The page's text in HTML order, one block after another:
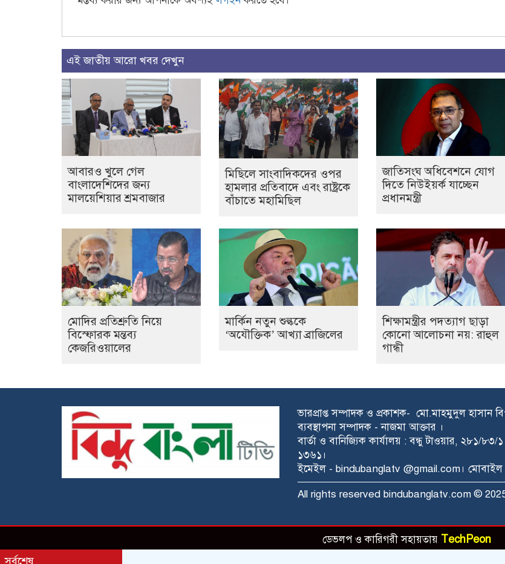
এই জাতীয় আরো খবর দেখুন
আবারও খুলে গেল
বাংলাদেশিদের জন্য
মালয়েশিয়ার শ্রমবাজার
মিছিলে সাংবাদিকদের ওপর
হামলার প্রতিবাদে এবং রাষ্ট্রকে
বাঁচাতে মহামিছিল
জাতিসংঘ অধিবেশনে যোগ
দিতে নিউইয়র্ক যাচ্ছেন
প্রধানমন্ত্রী
মোদির প্রতিশ্রুতি নিয়ে
বিস্ফোরক মন্তব্য
কেজরিওয়ালের
মার্কিন নতুন শুল্ককে
‘অযৌক্তিক’ আখ্যা ব্রাজিলের
শিক্ষামন্ত্রীর পদত্যাগ ছাড়া
কোনো আলোচনা নয়: রাহুল
গান্ধী
ভারপ্রাপ্ত সম্পাদক ও প্রকাশক- মো.মাহমুদুল হাসান
ব্যবস্থাপনা সম্পাদক - নাজমা আক্তার ।
বার্তা ও বানিজ্যিক কার্যালয় : বন্ধু টাওয়ার, ২৮১/
১৩৬১।
ইমেইল - bindubanglatv @gmail.com।
All rights reserved bindubanglatv.com ©
সর্বশেষ
ডেভলপ ও কারিগরী সহায়তায় TechPeon